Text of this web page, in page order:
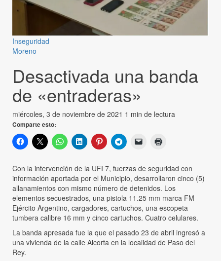
Inseguridad
Moreno
Desactivada una banda
de «entraderas»
miércoles, 3 de noviembre de 2021 1 min de lectura
Comparte esto:
Con la intervención de la UFI 7, fuerzas de seguridad con
información aportada por el Municipio, desarrollaron cinco (5)
allanamientos con mismo número de detenidos. Los
elementos secuestrados, una pistola 11.25 mm marca FM
Ejército Argentino, cargadores, cartuchos, una escopeta
tumbera calibre 16 mm y cinco cartuchos. Cuatro celulares.
La banda apresada fue la que el pasado 23 de abril ingresó a
una vivienda de la calle Alcorta en la localidad de Paso del
Rey.